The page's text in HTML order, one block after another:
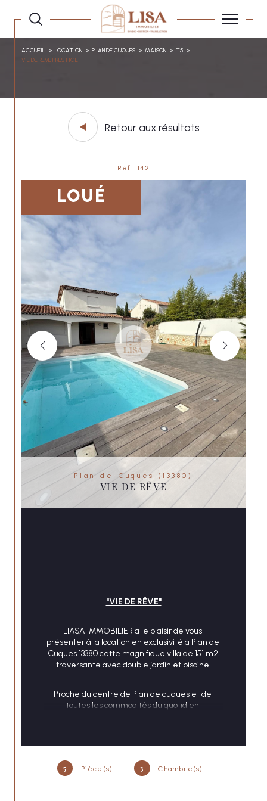
ACCUEIL LOCATION PLAN DE CUQUES MAISON
T5
VIE DE REVE PRESTIGE
Retour aux résultats
Réf : 142
LOUÉ
Plan-de-Cuques (13380)
VIE DE RÊVE
5 Pièce(s) 3 Chambre(s)
"VIE DE RÊVE"
LIASA IMMOBILIER a le plaisir de vous
présenter à la location en exclusivité à Plan de
Cuques 13380 cette magnifique villa de 151 m2
traversante avec double jardin et piscine.
Proche du centre de Plan de cuques et de
toutes les commodités du quotidien
REZ DE CHAUSSEE
Elle se compose d'un spacieux séjour lumineux